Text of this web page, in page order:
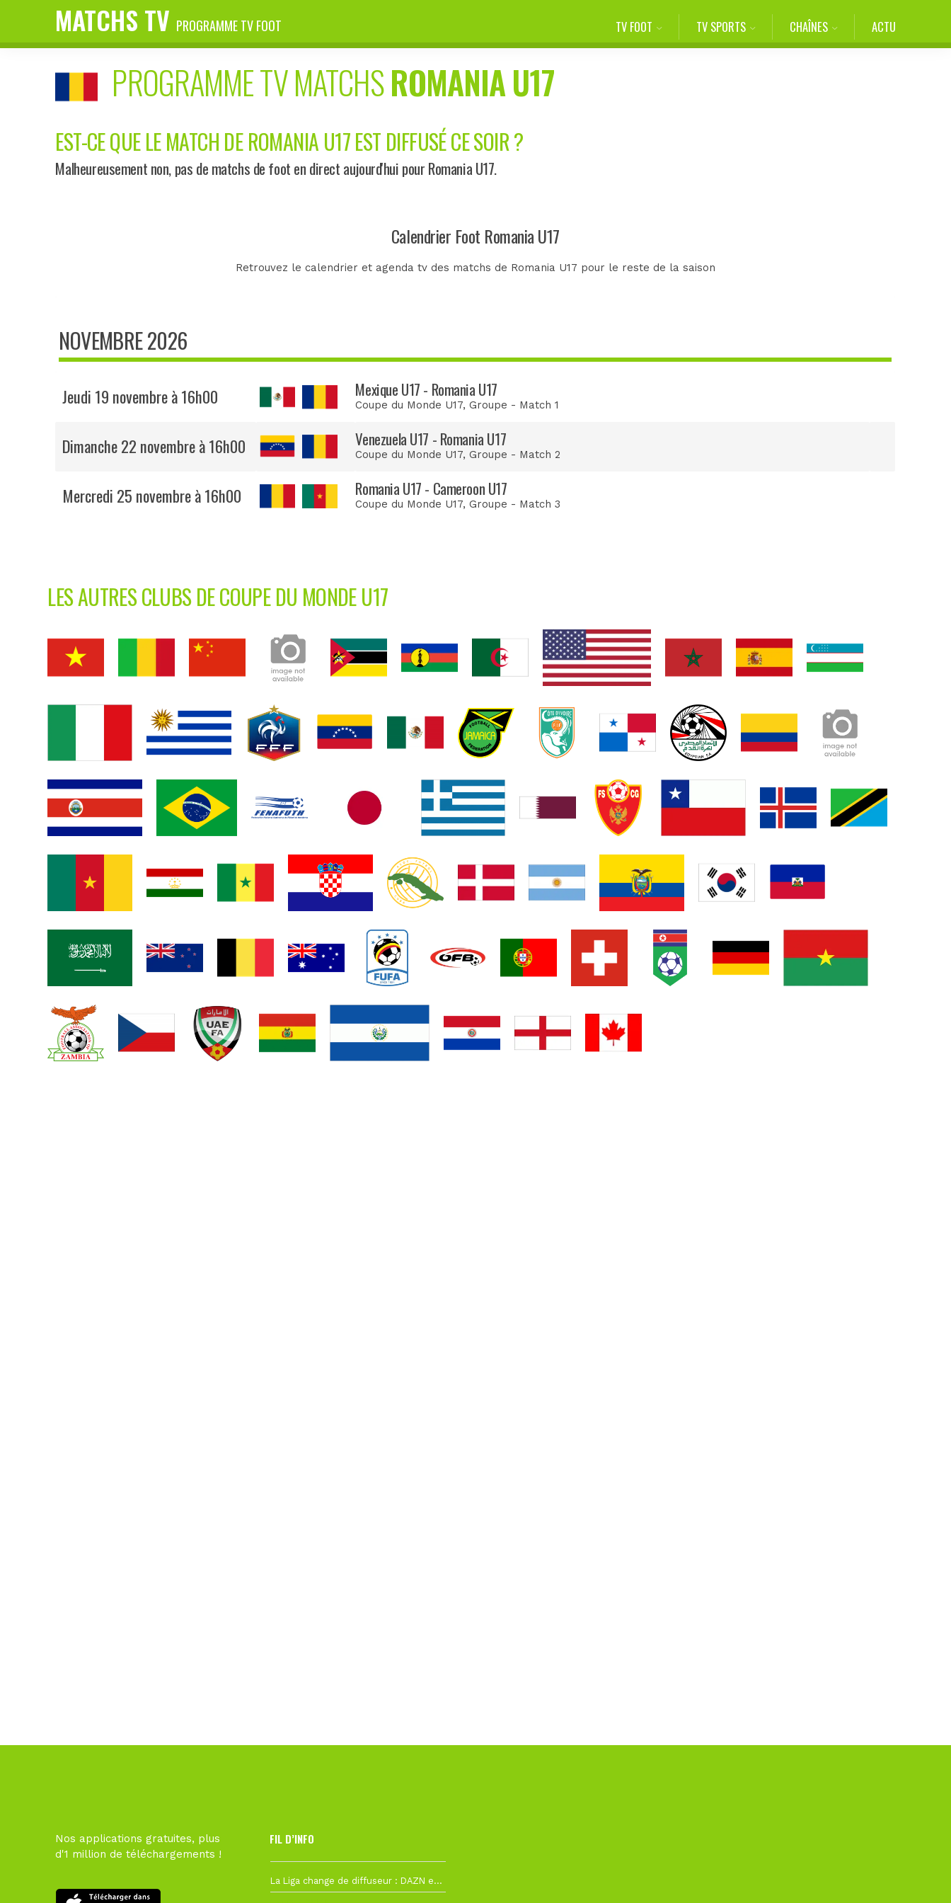
MATCHS TV PROGRAMME TV FOOT TV FOOT TV SPORTS CHAÎNES ACTU
PROGRAMME TV MATCHSROMANIA U17
EST-CE QUE LE MATCH DE ROMANIA U17 EST DIFFUSÉ CE SOIR ?
Malheureusement non, pas de matchs de foot en direct aujourd'hui pour Romania U17.
Calendrier Foot Romania U17
Retrouvez le calendrier et agenda tv des matchs de Romania U17 pour le reste de la saison
NOVEMBRE 2026
Jeudi 19 novembre à 16h00 Mexique U17 - Romania U17
Coupe du Monde U17, Groupe - Match 1
Dimanche 22 novembre à 16h00 Venezuela U17 - Romania U17
Coupe du Monde U17, Groupe - Match 2
Mercredi 25 novembre à 16h00 Romania U17 - Cameroon U17
Coupe du Monde U17, Groupe - Match 3
LES AUTRES CLUBS DE COUPE DU MONDE U17
Nos applications gratuites, plus
d'1 million de téléchargements !
FIL D’INFO
La Liga change de diffuseur : DAZN et Disney+ remplacent beIN Sports !